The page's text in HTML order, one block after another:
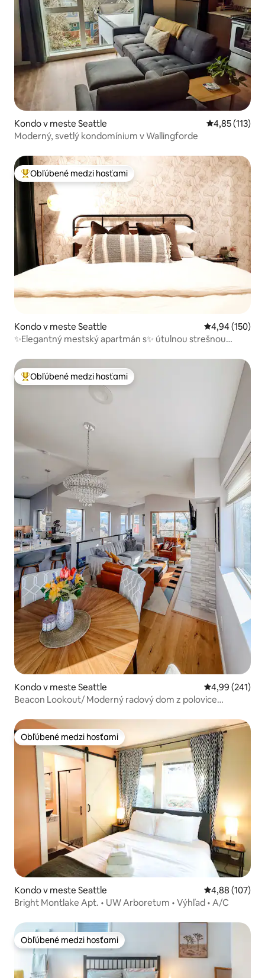
Kondo v meste Seattle Priemerné
4,85 (113)
Moderný, svetlý kondomínium v Wallingforde
Najobľúbenejšie medzi hosťami
Obľúbené medzi hosťami
Kondo v meste Seattle Priemerné
4,94 (150)
✨️Elegantný mestský apartmán s✨️ útulnou strešnou
Najobľúbenejšie medzi hosťami
Obľúbené medzi hosťami
Kondo v meste Seattle Priemerné
4,99 (241)
Beacon Lookout/ Moderný radový dom z polovice
Obľúbené medzi hosťami
Obľúbené medzi hosťami
Kondo v meste Seattle Priemerné
4,88 (107)
Bright Montlake Apt. • UW Arboretum • Výhľad • A/C
Obľúbené medzi hosťami
Obľúbené medzi hosťami